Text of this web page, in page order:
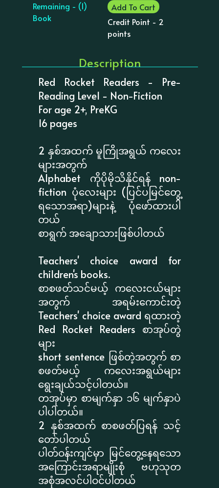
Remaining - (1)
Book
Add To Cart
Credit Point - 2
points
Description
Red Rocket Readers - Pre-
Reading Level - Non-Fiction
For age 2+, PreKG
16 pages
2 နှစ်အထက် မူကြိုအရွယ် ကလေး
များအတွက်
Alphabet ကိုပိုမိုသိနိုင်ရန် non-
fiction ပုံလေးများ (ပြင်ပမြင်တွေ့
ရသောအရာ)များနဲ့ ပုံဖော်ထားပါ
တယ်
စာရွက် အချောသားဖြစ်ပါတယ်
Teachers' choice award for
children's books.
စာစဖတ်သင်မယ့် ကလေးငယ်များ
အတွက် အရမ်းကောင်းတဲ့
Teachers' choice award ရထားတဲ့
Red Rocket Readers စာအုပ်တွဲ
များ
short sentence ဖြစ်တဲ့အတွက် စာ
စဖတ်မယ့် ကလေးအရွယ်များ
ရွေးချယ်သင့်ပါတယ်။
တအုပ်မှာ စာမျက်နှာ ၁၆ မျက်နှာပဲ
ပါပါတယ်။
2 နှစ်အထက် စာစဖတ်ပြရန် သင့်
တော်ပါတယ်
ပါတ်ဝန်းကျင်မှာ မြင်တွေ့နေရသော
အကြောင်းအရာမျိုးစုံ ဗဟုသုတ
အစုံအလင်ပါဝင်ပါတယ်